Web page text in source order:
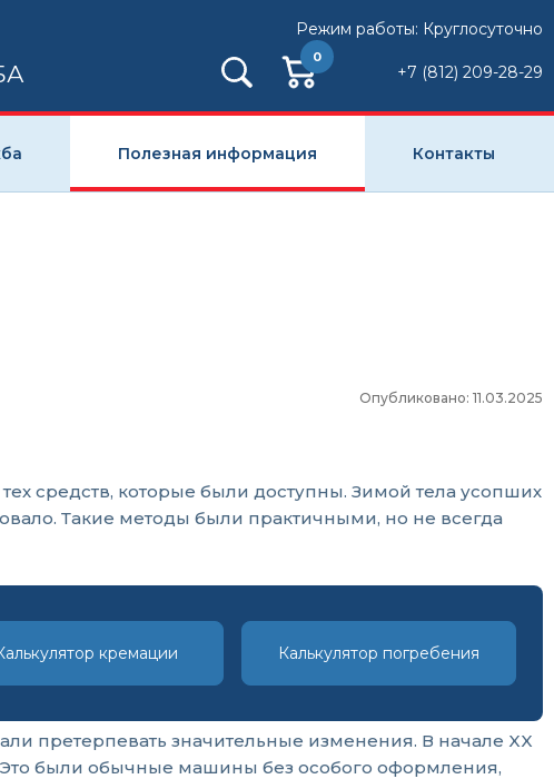
Режим работы: Круглосуточно
0
+7 (812) 209-28-29
Полезная информация Контакты
Опубликовано: 11.03.2025
средств, которые были доступны. Зимой тела усопших
Такие методы были практичными, но не всегда
кремации Калькулятор погребения
претерпевать значительные изменения. В начале XX
Это были обычные машины без особого оформления,